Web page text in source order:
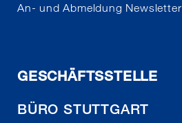
An- und Abmeldung Newsletter
GESCHÄFTSSTELLE
BÜRO STUTTGART